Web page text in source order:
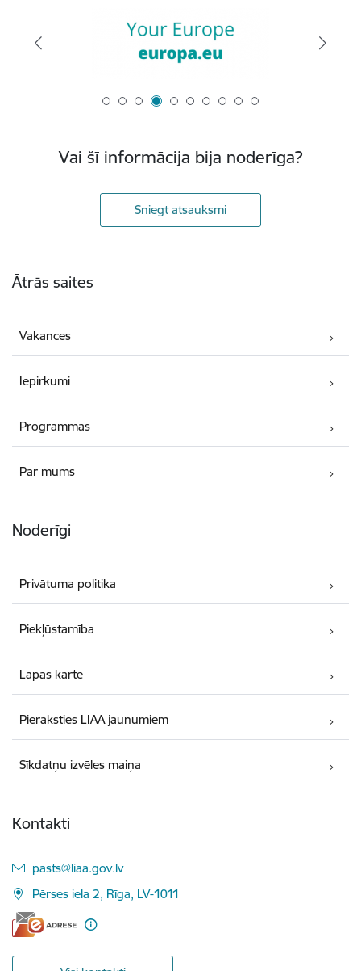
Vai šī informācija bija noderīga?
Sniegt atsauksmi
Ātrās saites
Vakances
Iepirkumi
Programmas
Par mums
Noderīgi
Privātuma politika
Piekļūstamība
Lapas karte
Pieraksties LIAA jaunumiem
Sīkdatņu izvēles maiņa
Kontakti
E-pasts:
pasts@liaa.gov.lv
Pērses iela 2, Rīga, LV-1011